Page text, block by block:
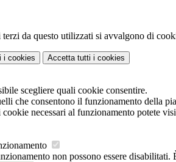
da questo utilizzati si avvalgono di
i cookies Accetta tutti i cookies
scegliere quali cookie consentire.
che consentono il funzionamento della
necessari al funzionamento potete
non possono essere